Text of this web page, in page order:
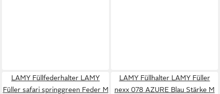
LAMY Füllfederhalter LAMY
Füller safari springgreen Feder M
LAMY Füllhalter LAMY Füller
nexx 078 AZURE Blau Stärke M